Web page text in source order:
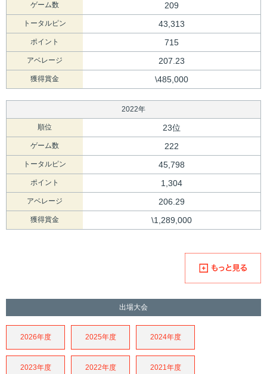
ゲーム数 209
トータルピン 43,313
ポイント 715
アベレージ 207.23
獲得賞金 \485,000
2022年
順位 23位
ゲーム数 222
トータルピン 45,798
ポイント 1,304
アベレージ 206.29
獲得賞金 \1,289,000
出場大会
2026年度 2025年度 2024年度
2023年度 2022年度 2021年度